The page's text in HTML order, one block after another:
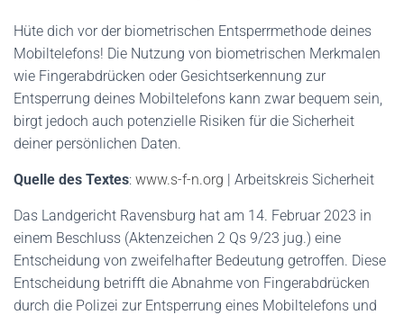
Hüte dich vor der biometrischen Entsperrmethode deines
Mobiltelefons! Die Nutzung von biometrischen Merkmalen
wie Fingerabdrücken oder Gesichtserkennung zur
Entsperrung deines Mobiltelefons kann zwar bequem sein,
birgt jedoch auch potenzielle Risiken für die Sicherheit
deiner persönlichen Daten.
Quelle des Textes: www.s-f-n.org | Arbeitskreis Sicherheit
Das Landgericht Ravensburg hat am 14. Februar 2023 in
einem Beschluss (Aktenzeichen 2 Qs 9/23 jug.) eine
Entscheidung von zweifelhafter Bedeutung getroffen. Diese
Entscheidung betrifft die Abnahme von Fingerabdrücken
durch die Polizei zur Entsperrung eines Mobiltelefons und